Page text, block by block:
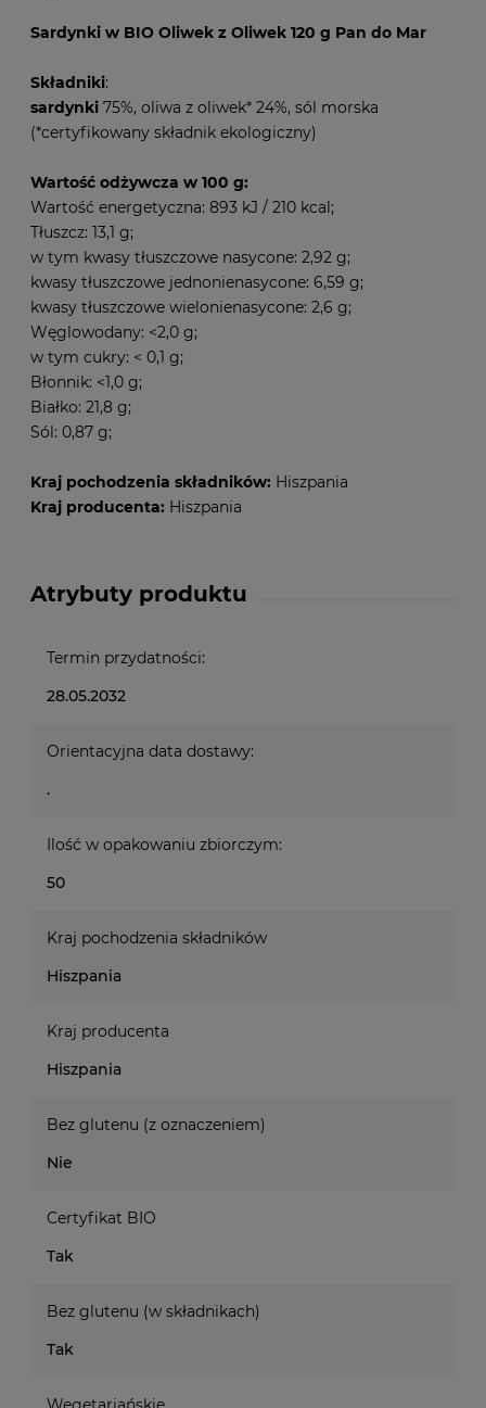
Sardynki w BIO Oliwek z Oliwek 120 g Pan do Mar
Składniki:
sardynki 75%, oliwa z oliwek* 24%, sól morska
(*certyfikowany składnik ekologiczny)
Wartość odżywcza w 100 g:
Wartość energetyczna: 893 kJ / 210 kcal;
Tłuszcz: 13,1 g;
w tym kwasy tłuszczowe nasycone: 2,92 g;
kwasy tłuszczowe jednonienasycone: 6,59 g;
kwasy tłuszczowe wielonienasycone: 2,6 g;
Węglowodany: <2,0 g;
w tym cukry: < 0,1 g;
Błonnik: <1,0 g;
Białko: 21,8 g;
Sól: 0,87 g;
Kraj pochodzenia składników: Hiszpania
Kraj producenta: Hiszpania
Atrybuty produktu
Termin przydatności:
28.05.2032
Orientacyjna data dostawy:
.
Ilość w opakowaniu zbiorczym:
50
Kraj pochodzenia składników
Hiszpania
Kraj producenta
Hiszpania
Bez glutenu (z oznaczeniem)
Nie
Certyfikat BIO
Tak
Bez glutenu (w składnikach)
Tak